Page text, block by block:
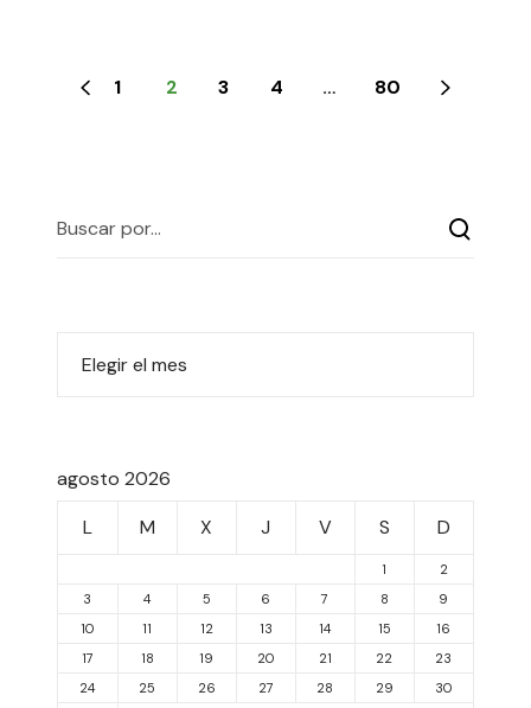
1 2 3 4 … 80
agosto 2026
L
M X J V S D
1
2
3
4 5 6 7 8
9
10
11 12 13 14 15
16
17
18 19 20 21 22
23
24
25 26 27 28 29
30